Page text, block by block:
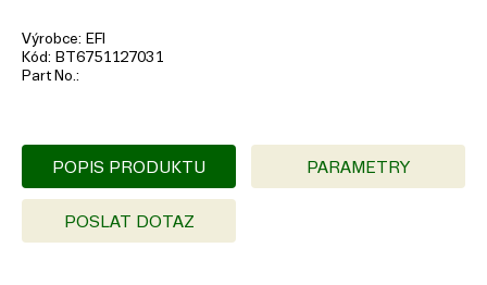
Výrobce
EFI
Kód
BT6751127031
Part No.
POPIS PRODUKTU PARAMETRY
POSLAT DOTAZ